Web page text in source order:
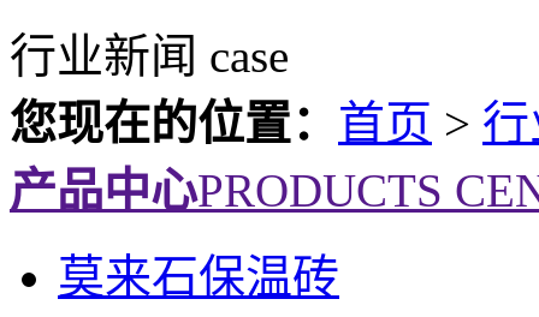
行业新闻 case
您现在的位置： 首页 >
产品中心PRODUCTS
莫来石保温砖